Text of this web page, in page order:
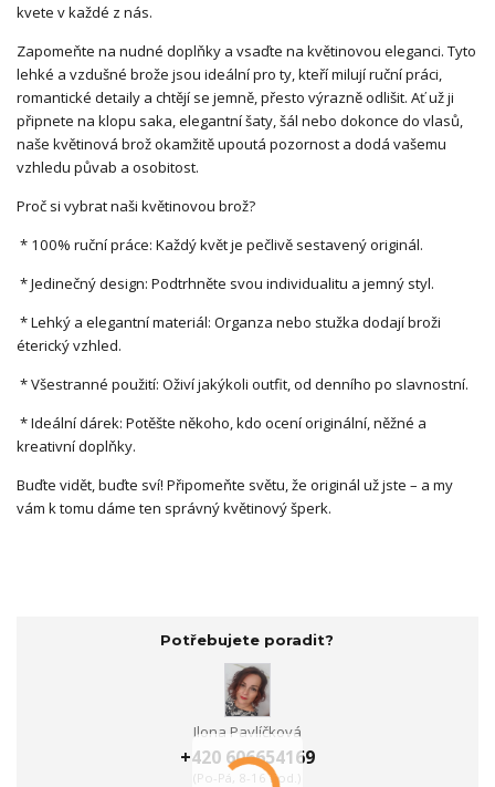
kvete v každé z nás.
Zapomeňte na nudné doplňky a vsaďte na květinovou eleganci. Tyto
lehké a vzdušné brože jsou ideální pro ty, kteří milují ruční práci,
romantické detaily a chtějí se jemně, přesto výrazně odlišit. Ať už ji
připnete na klopu saka, elegantní šaty, šál nebo dokonce do vlasů,
naše květinová brož okamžitě upoutá pozornost a dodá vašemu
vzhledu půvab a osobitost.
Proč si vybrat naši květinovou brož?
* 100% ruční práce: Každý květ je pečlivě sestavený originál.
* Jedinečný design: Podtrhněte svou individualitu a jemný styl.
* Lehký a elegantní materiál: Organza nebo stužka dodají broži
éterický vzhled.
* Všestranné použití: Oživí jakýkoli outfit, od denního po slavnostní.
* Ideální dárek: Potěšte někoho, kdo ocení originální, něžné a
kreativní doplňky.
Buďte vidět, buďte sví! Připomeňte světu, že originál už jste – a my
vám k tomu dáme ten správný květinový šperk.
Potřebujete poradit?
Ilona Pavlíčková
+420 606654169
(Po-Pá, 8-16 hod.)